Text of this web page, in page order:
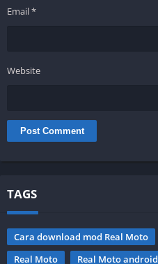
Email*
Website
TAGS
Cara download mod Real Moto
Real Moto
Real Moto android